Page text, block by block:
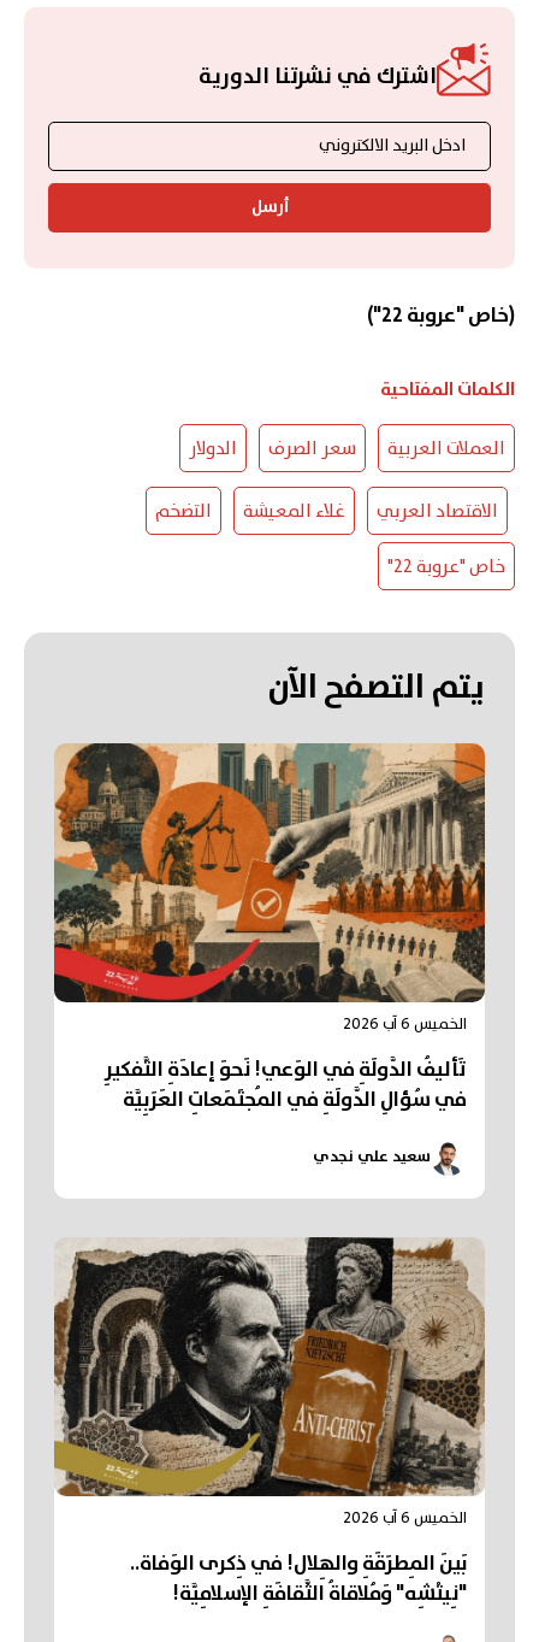
اشترك في نشرتنا الدورية
أرسل
(خاص "عروبة 22")
الكلمات المفتاحية
العملات العربية سعر الصرف الدولار
الاقتصاد العربي غلاء المعيشة
التضخم
خاص "عروبة 22"
يتم التصفح الآن
الخميس 6 آب 2026
تَأليفُ الدَّولَةِ في الوَعي! نَحوَ إعادَةِ التَّفكيرِ
في سُؤالِ الدَّولَةِ في المُجتَمَعاتِ العَرَبِيَّة
سعيد علي نجدي
الخميس 6 آب 2026
بَينَ المِطرَقَةِ والهِلال! في ذِكرى الوَفاة..
"نِيتْشِه" وَمُلاقاةُ الثَّقافَةِ الإسلامِيَّة!